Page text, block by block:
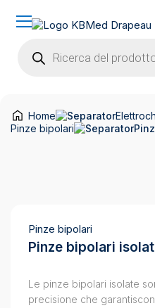
search
Home
Pinze bipolari
Pinze bipolari
Pinze bipolari
Le pinze bipolari isolate
precisione che